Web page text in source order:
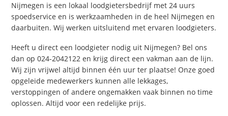
Nijmegen is een lokaal loodgietersbedrijf met 24 uurs
spoedservice en is werkzaamheden in de heel Nijmegen en
daarbuiten. Wij werken uitsluitend met ervaren loodgieters.
Heeft u direct een loodgieter nodig uit Nijmegen? Bel ons
dan op 024-2042122 en krijg direct een vakman aan de lijn.
Wij zijn vrijwel altijd binnen één uur ter plaatse! Onze goed
opgeleide medewerkers kunnen alle lekkages,
verstoppingen of andere ongemakken vaak binnen no time
oplossen. Altijd voor een redelijke prijs.